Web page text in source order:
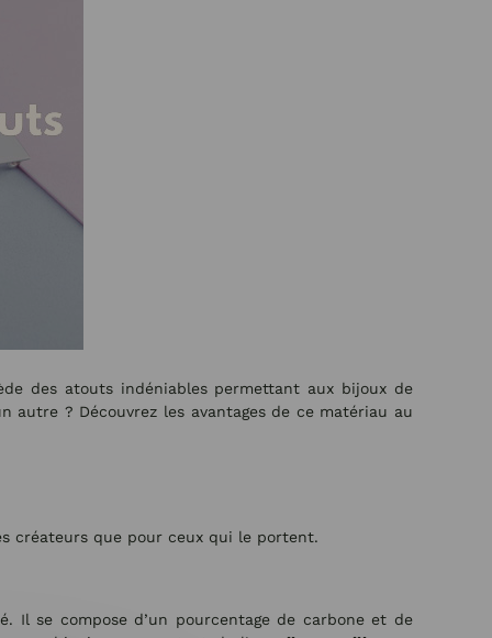
des atouts indéniables permettant aux bijoux de
? Découvrez les avantages de ce matériau au
créateurs que pour ceux qui le portent.
Il se compose d’un pourcentage de carbone et de